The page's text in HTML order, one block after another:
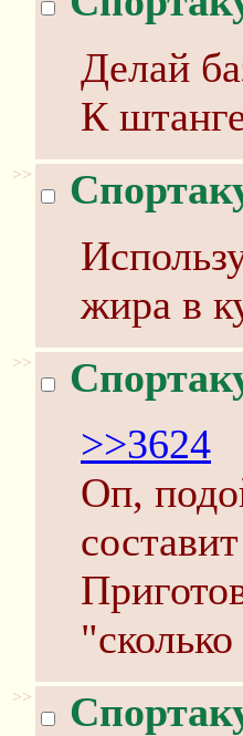
Делай
К
>>
жира в
>>
>>3624
Оп,
>>